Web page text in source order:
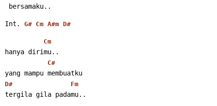
bersamaku..
Int. G# Cm A#m D#
Cm
hanya dirimu..
C#
yang mampu membuatku
D# Fm
tergila gila padamu..